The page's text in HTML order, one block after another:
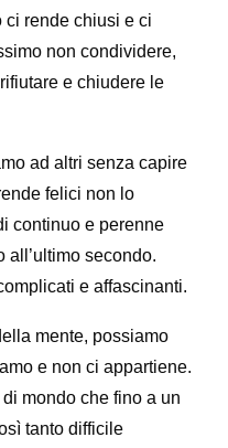
ci rende chiusi e ci
non condividere,
e chiudere le
ad altri senza capire
felici non lo
continuo e perenne
all’ultimo secondo.
e affascinanti.
mente, possiamo
e non ci appartiene.
mondo che fino a un
tanto difficile